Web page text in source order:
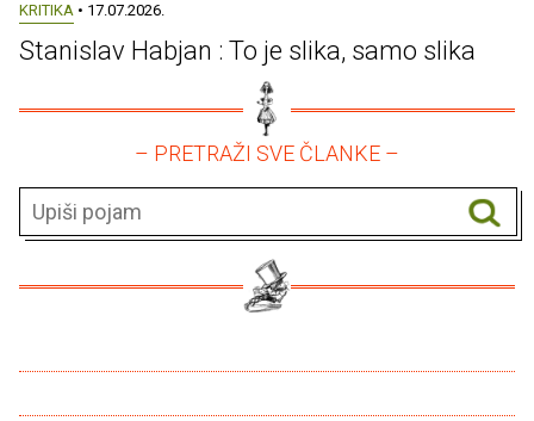
KRITIKA • 17.07.2026.
Stanislav Habjan : To je slika, samo slika
– PRETRAŽI SVE ČLANKE –